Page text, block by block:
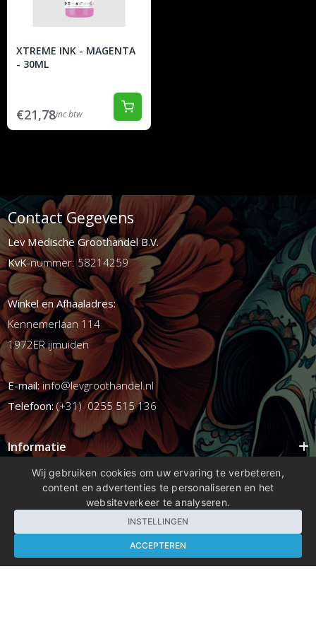
XTREME INK - MAGENTA
- 30ML
€21,78inc btw
Contact Gegevens
Lev Medische Groothandel B.V.
KvK-nummer: 58214259
Winkel en Afhaaladres:
Kennemerlaan 114
1972ER ijmuiden
E-mail:info@levgroothandel.nl
Telefoon:(+31) 0255 515 136
Informatie
Mijn account
Wij gebruiken cookies om uw ervaring te verbeteren,
content en advertenties te personaliseren en het
websiteverkeer te analyseren.
INSTELLINGEN
ACCEPTEREN